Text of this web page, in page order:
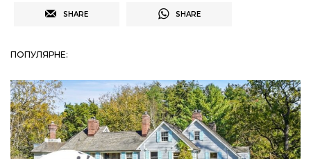
SHARE SHARE
ПОПУЛЯРНЕ: